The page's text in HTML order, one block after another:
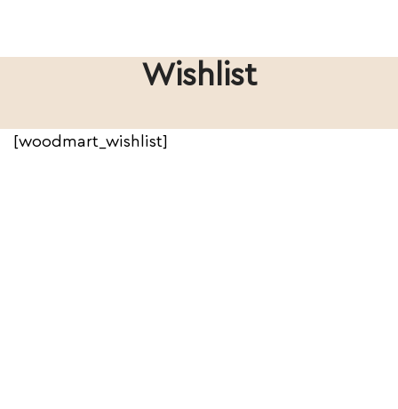
Wishlist
[woodmart_wishlist]